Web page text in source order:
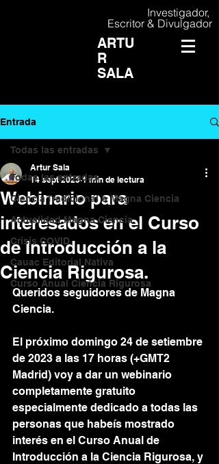
Investigador,
Escritor & Divulgador
ARTU
R
SALA
Entrada
Todas las entradas
Ciencia Tradicional o Magna Ciencia
Actualidad Magna Ciencia
Crisis COVID
Cauac Editorial Nativa
Curso Anual Ciencia Rigurosa
Todas las entradas
Webinario para
interesados en el Curso
de Introducción a la
Ciencia Rigurosa.
Artur Sala
14 sept 2023 1 min de lectura
Queridos seguidores de Magna
Ciencia.
El próximo domingo 24 de setiembre
de 2023 a las 17 horas (+GMT2
Madrid) voy a dar un webinario
completamente gratuito
especialmente dedicado a todas las
personas que habeís mostrado
interés en el Curso Anual de
Introducción a la Ciencia Rigurosa, y